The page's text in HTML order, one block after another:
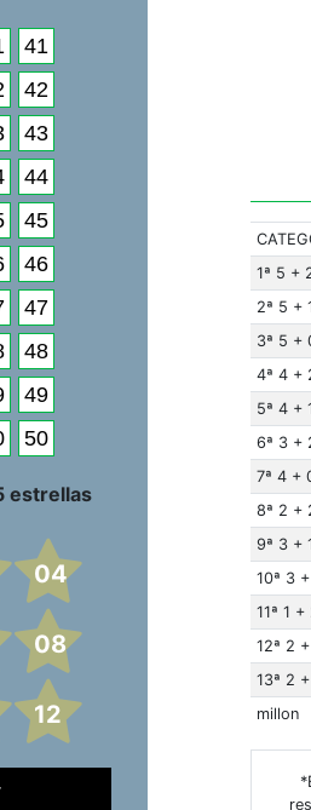
41
42
43
44
45
46
47
48
49
50
estrellas
04
08
12
1ª 5 +
2ª 5 +
3ª 5 +
4ª 4 +
5ª 4 +
6ª 3 +
7ª 4 +
8ª 2 +
9ª 3 +
10ª 3
11ª 1 +
12ª 2 +
13ª 2
millon